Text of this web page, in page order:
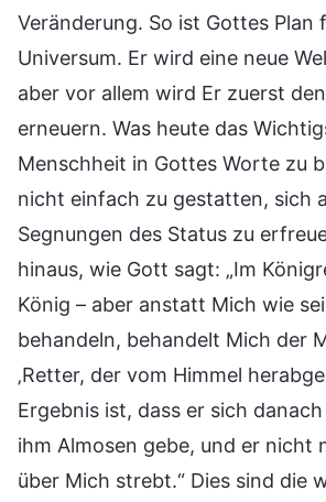
Veränderung. So ist Gottes Plan
Universum. Er wird eine neue
aber vor allem wird Er zuerst
erneuern. Was heute das
Menschheit in Gottes Worte zu
nicht einfach zu gestatten, sich
Segnungen des Status zu
hinaus, wie Gott sagt: „Im
König – aber anstatt Mich wie
behandeln, behandelt Mich der
‚Retter, der vom Himmel
Ergebnis ist, dass er sich
ihm Almosen gebe, und er nicht
über Mich strebt.“ Dies sind die